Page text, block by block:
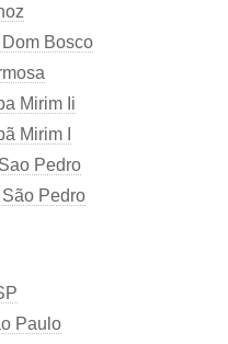
Bosco
Mirim Ii
Mirim I
Pedro
Pedro
Paulo